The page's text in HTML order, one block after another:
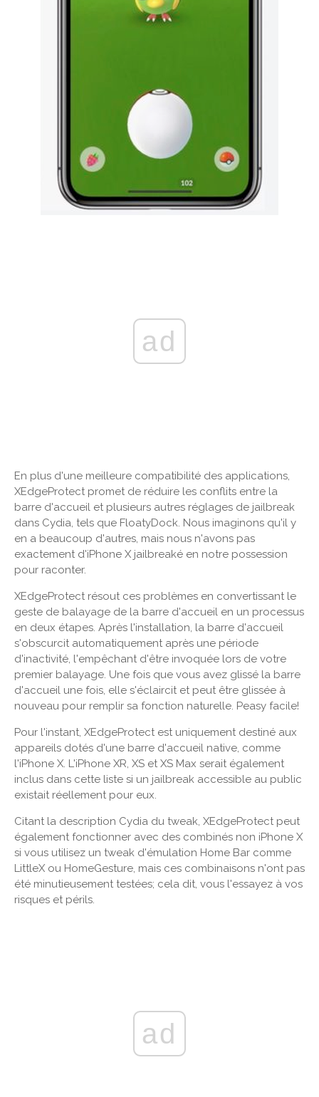
ad
En plus d'une meilleure compatibilité des applications,
XEdgeProtect promet de réduire les conflits entre la
barre d'accueil et plusieurs autres réglages de jailbreak
dans Cydia, tels que FloatyDock. Nous imaginons qu'il y
en a beaucoup d'autres, mais nous n'avons pas
exactement d'iPhone X jailbreaké en notre possession
pour raconter.
XEdgeProtect résout ces problèmes en convertissant le
geste de balayage de la barre d'accueil en un processus
en deux étapes. Après l'installation, la barre d'accueil
s'obscurcit automatiquement après une période
d'inactivité, l'empêchant d'être invoquée lors de votre
premier balayage. Une fois que vous avez glissé la barre
d'accueil une fois, elle s'éclaircit et peut être glissée à
nouveau pour remplir sa fonction naturelle. Peasy facile!
Pour l'instant, XEdgeProtect est uniquement destiné aux
appareils dotés d'une barre d'accueil native, comme
l'iPhone X. L'iPhone XR, XS et XS Max serait également
inclus dans cette liste si un jailbreak accessible au public
existait réellement pour eux.
Citant la description Cydia du tweak, XEdgeProtect peut
également fonctionner avec des combinés non iPhone X
si vous utilisez un tweak d'émulation Home Bar comme
LittleX ou HomeGesture, mais ces combinaisons n'ont pas
été minutieusement testées; cela dit, vous l'essayez à vos
risques et périls.
ad